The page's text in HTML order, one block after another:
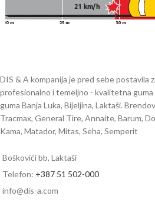
DIS & A kompanija je pred sebe postavila
profesionalno i temeljno - kvalitetna
guma Banja Luka, Bijeljina, Laktaši.
Tracmax, General Tire, Annaite, Barum,
Kama, Matador, Mitas, Seha, Semperit
Boškovići bb, Laktaši
Telefon: +387 51 502-000
info@dis-a.com